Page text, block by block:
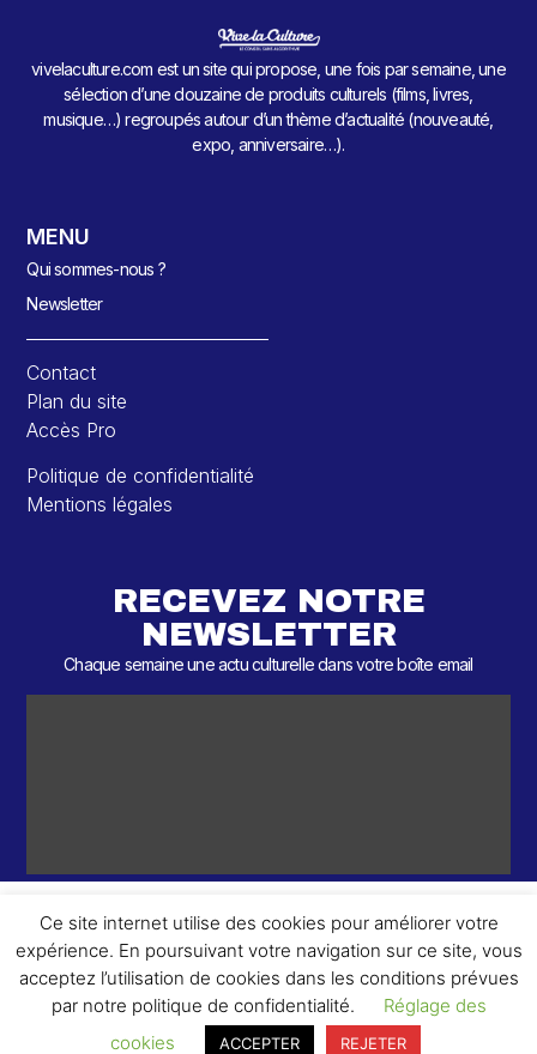
vivelaculture.com est un site qui propose, une fois par semaine, une
sélection d’une douzaine de produits culturels (films, livres,
musique…) regroupés autour d’un thème d’actualité (nouveauté,
expo, anniversaire…).
MENU
Qui sommes-nous ?
Newsletter
Contact
Plan du site
Accès Pro
Politique de confidentialité
Mentions légales
RECEVEZ NOTRE
NEWSLETTER
Chaque semaine une actu culturelle dans votre boîte email
© 2026 – 2 ème Round – Tous droits réservés.
Ce site internet utilise des cookies pour améliorer votre
expérience. En poursuivant votre navigation sur ce site, vous
acceptez l’utilisation de cookies dans les conditions prévues
par notre politique de confidentialité.
Réglage des
cookies
ACCEPTER REJETER